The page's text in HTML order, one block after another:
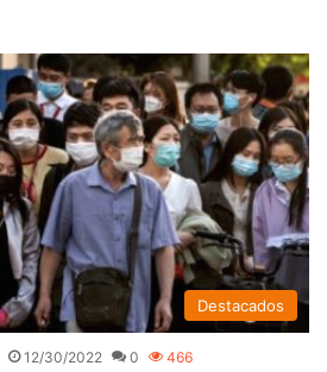
Destacados
12/30/2022 0 466